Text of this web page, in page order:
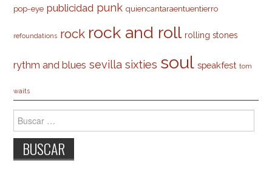
pop-eye publicidad punk quiencantaraentuentierro
refoundations rock rock and roll rolling stones
rythm and blues sevilla sixties soul speakfest tom
waits
Buscar: